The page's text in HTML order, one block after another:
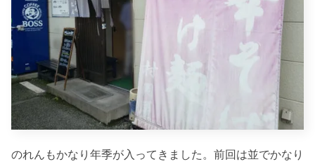
のれんもかなり年季が入ってきました。前回は並でかなり